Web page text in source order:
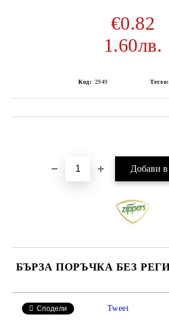
€0.82
1.60лв.
Код: 2949 Тегло:
БЪРЗА ПОРЪЧКА БЕЗ
Сподели Tweet